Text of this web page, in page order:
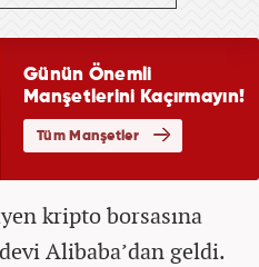
kripto borsasına
Alibaba’dan geldi.